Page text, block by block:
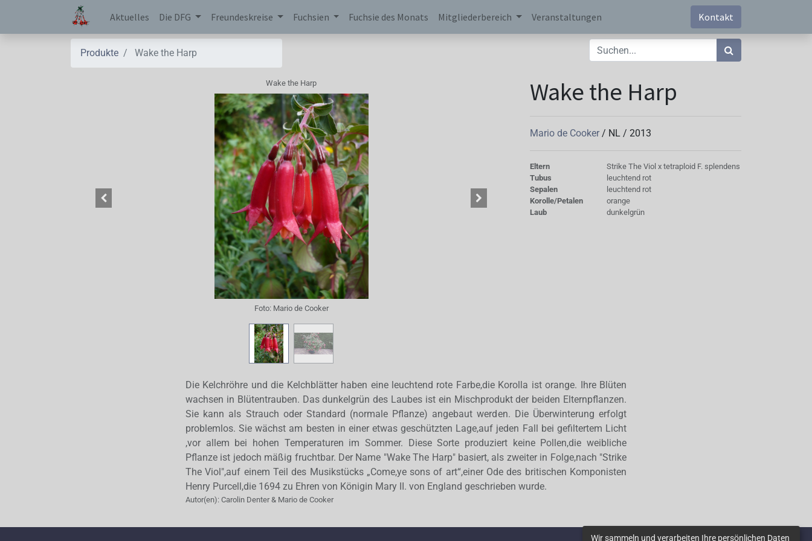
Aktuelles Die DFG Freundeskreise Fuchsien Fuchsie des Monats Mitgliederbereich Veranstaltungen Kontakt
Produkte Wake the Harp
Wake the Harp
Foto: Mario de Cooker
Wake the Harp
Mario de Cooker / NL / 2013
Eltern
Strike The Viol x tetraploid F. splendens
Tubus
leuchtend rot
Sepalen
leuchtend rot
Korolle/Petalen
orange
Laub
dunkelgrün
Die Kelchröhre und die Kelchblätter haben eine leuchtend rote Farbe,die Korolla ist orange. Ihre Blüten
wachsen in Blütentrauben. Das dunkelgrün des Laubes ist ein Mischprodukt der beiden Elternpflanzen.
Sie kann als Strauch oder Standard (normale Pflanze) angebaut werden. Die Überwinterung erfolgt
problemlos. Sie wächst am besten in einer etwas geschützten Lage,auf jeden Fall bei gefiltertem Licht
,vor allem bei hohen Temperaturen im Sommer. Diese Sorte produziert keine Pollen,die weibliche
Pflanze ist jedoch mäßig fruchtbar. Der Name "Wake The Harp" basiert, als zweiter in Folge,nach "Strike
The Viol",auf einem Teil des Musikstücks „Come,ye sons of art“,einer Ode des britischen Komponisten
Henry Purcell,die 1694 zu Ehren von Königin Mary II. von England geschrieben wurde.
Autor(en): Carolin Denter & Mario de Cooker
Wir sammeln und verarbeiten Ihre persönlichen Daten